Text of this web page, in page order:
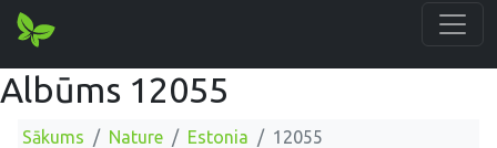
Albūms 12055
Sākums Nature Estonia 12055